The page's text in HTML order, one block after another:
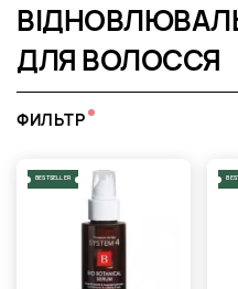
ДЛЯ ВОЛОССЯ
ФИЛЬТР
BESTSELLER